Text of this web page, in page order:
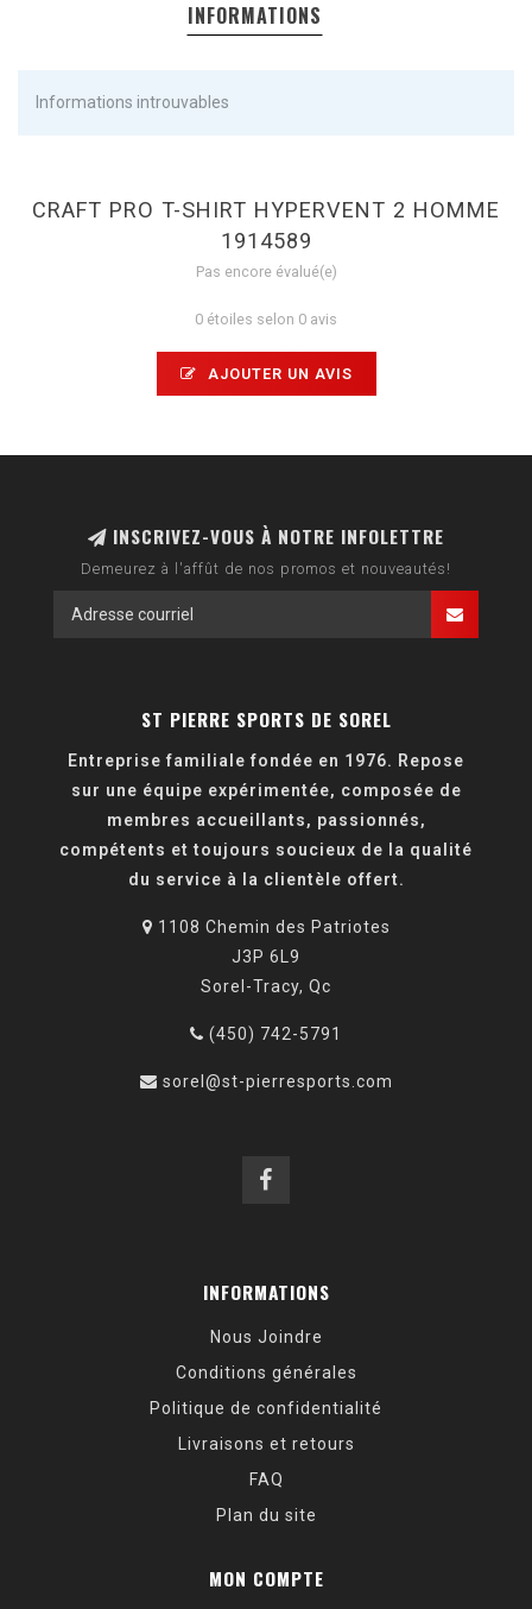
INFORMATIONS
Informations introuvables
CRAFT PRO T-SHIRT HYPERVENT 2 HOMME
1914589
Pas encore évalué(e)
0 étoiles selon 0 avis
AJOUTER UN AVIS
INSCRIVEZ-VOUS À NOTRE INFOLETTRE
Demeurez à l'affût de nos promos et nouveautés!
ST PIERRE SPORTS DE SOREL
Entreprise familiale fondée en 1976. Repose
sur une équipe expérimentée, composée de
membres accueillants, passionnés,
compétents et toujours soucieux de la qualité
du service à la clientèle offert.
1108 Chemin des Patriotes
J3P 6L9
Sorel-Tracy, Qc
(450) 742-5791
sorel@st-pierresports.com
INFORMATIONS
Nous Joindre
Conditions générales
Politique de confidentialité
Livraisons et retours
FAQ
Plan du site
MON COMPTE